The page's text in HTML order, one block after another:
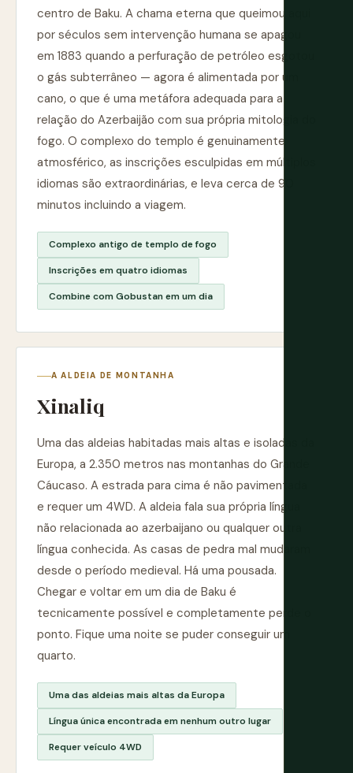
centro de Baku. A chama eterna que queimou aqui
por séculos sem intervenção humana se apagou
em 1883 quando a perfuração de petróleo esgotou
o gás subterrâneo — agora é alimentada por um
cano, o que é uma metáfora adequada para a
relação do Azerbaijão com sua própria mitologia do
fogo. O complexo do templo é genuinamente
atmosférico, as inscrições esculpidas em múltiplos
idiomas são extraordinárias, e leva cerca de 90
minutos incluindo a viagem.
Complexo antigo de templo de fogo
Inscrições em quatro idiomas
Combine com Gobustan em um dia
A ALDEIA DE MONTANHA
Xinaliq
Uma das aldeias habitadas mais altas e isoladas da
Europa, a 2.350 metros nas montanhas do Grande
Cáucaso. A estrada para cima é não pavimentada
e requer um 4WD. A aldeia fala sua própria língua
não relacionada ao azerbaijano ou qualquer outra
língua conhecida. As casas de pedra mal mudaram
desde o período medieval. Há uma pousada.
Chegar e voltar em um dia de Baku é
tecnicamente possível e completamente perde o
ponto. Fique uma noite se puder conseguir um
quarto.
Uma das aldeias mais altas da Europa
Língua única encontrada em nenhum outro lugar
Requer veículo 4WD